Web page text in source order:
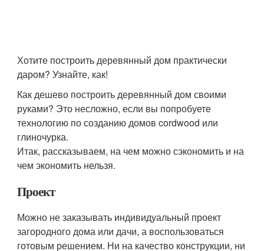
Хотите построить деревянный дом практически
даром? Узнайте, как!
Как дешево построить деревянный дом своими
руками? Это несложно, если вы попробуете
технологию по созданию домов cordwood или
глиночурка.
Итак, рассказываем, на чем можно сэкономить и на
чем экономить нельзя.
Проект
Можно не заказывать индивидуальный проект
загородного дома или дачи, а воспользоваться
готовым решением. Ни на качество конструкции, ни